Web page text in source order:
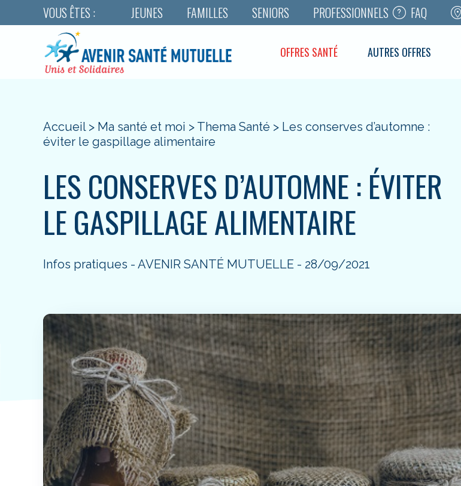
OFFRES SANTÉ AUTRES OFFRES
VOUS ÊTES : JEUNES FAMILLES SENIORS PROFESSIONNELS FAQ
Accueil> Ma santé et moi > Thema Santé > Les conserves d’automne :
éviter le gaspillage alimentaire
LES CONSERVES D’AUTOMNE : ÉVITER
LE GASPILLAGE ALIMENTAIRE
Infos pratiques - AVENIR SANTÉ MUTUELLE - 28/09/2021